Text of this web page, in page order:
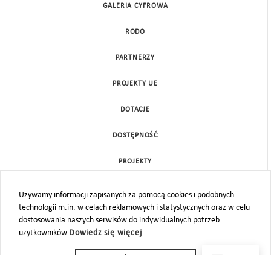
Używamy informacji zapisanych za pomocą cookies i podobnych
technologii m.in. w celach reklamowych i statystycznych oraz w celu
dostosowania naszych serwisów do indywidualnych potrzeb
użytkowników Dowiedz się więcej
GALERIA CYFROWA
RODO
PARTNERZY
PROJEKTY UE
DOTACJE
DOSTĘPNOŚĆ
PROJEKTY
MAPA STRONY